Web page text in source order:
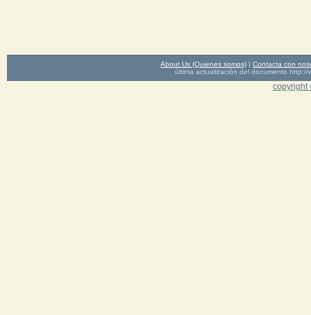
About Us (Quienes somos) | Contacta con
última actualización del documento http://
copyright